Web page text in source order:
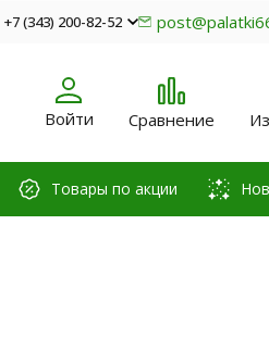
+7 (343) 200-82-52
Войти Сравнение
Товары по акции